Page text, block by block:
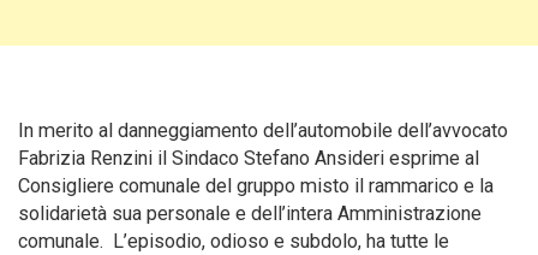
In merito al danneggiamento dell’automobile dell’avvocato
Fabrizia Renzini il Sindaco Stefano Ansideri esprime al
Consigliere comunale del gruppo misto il rammarico e la
solidarietà sua personale e dell’intera Amministrazione
comunale. L’episodio, odioso e subdolo, ha tutte le